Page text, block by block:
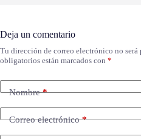
Deja un comentario
Tu dirección de correo electrónico no será
obligatorios están marcados con *
Nombre*
Correo electrónico*